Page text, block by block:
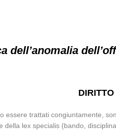
dell’anomalia
DIRITTO
trattati congiuntamente,
lex specialis (bando,